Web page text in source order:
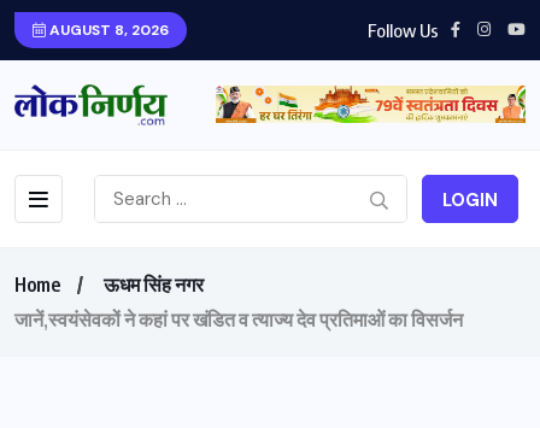
AUGUST 8, 2026 Follow Us
LOGIN
Home
ऊधम सिंह नगर
जानें,स्वयंसेवकों ने कहां पर खंडित व त्याज्य देव प्रतिमाओं का विसर्जन